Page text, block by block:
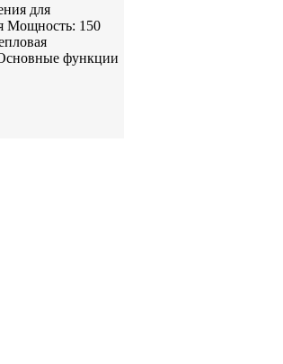
для
Мощность: 150
функции